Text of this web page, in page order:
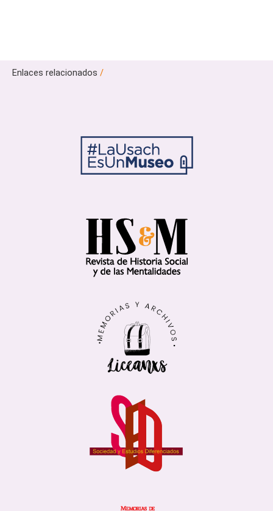
Enlaces relacionados /